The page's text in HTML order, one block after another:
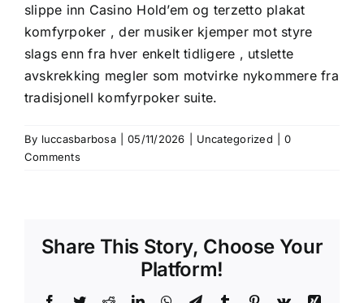
slippe inn Casino Hold’em og terzetto plakat
komfyrpoker , der musiker kjemper mot styre
slags enn fra hver enkelt tidligere , utslette
avskrekking megler som motvirke nykommere fra
tradisjonell komfyrpoker suite.
By luccasbarbosa 05/11/2026 Uncategorized
0
Comments
Share This Story, Choose Your
Platform!
Bonus